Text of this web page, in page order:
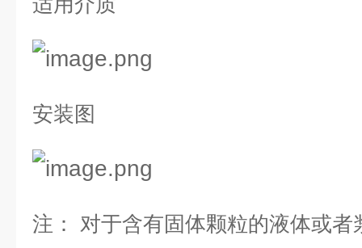
安装图
注： 对于含有固体颗粒的液体或者